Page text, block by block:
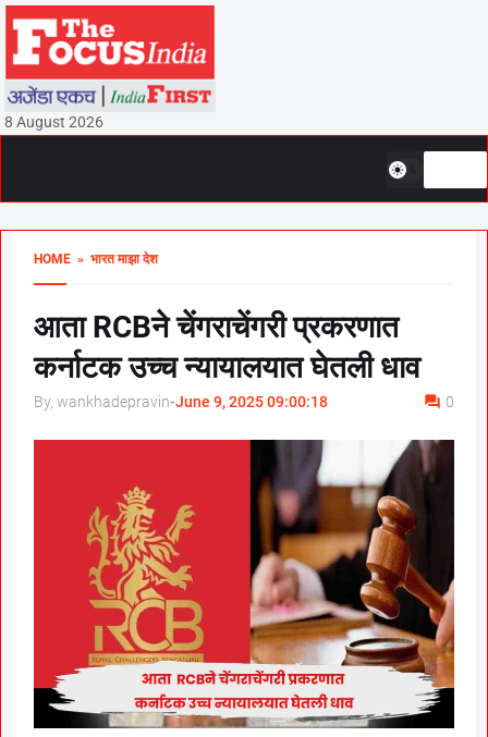
8 August 2026
HOME » भारत माझा देश
आता RCBने चेंगराचेंगरी प्रकरणात
कर्नाटक उच्च न्यायालयात घेतली धाव
By, wankhadepravin-June 9, 2025 09:00:18 0